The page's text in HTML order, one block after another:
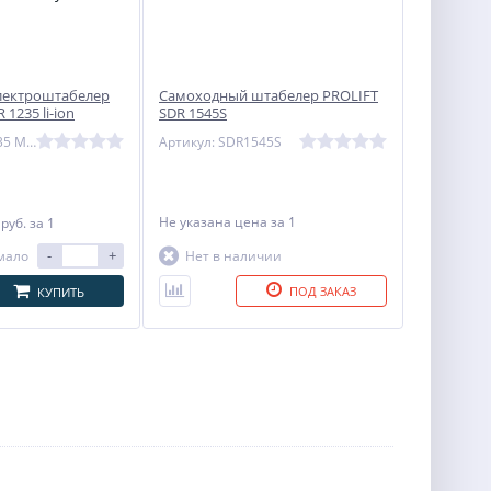
1235 li-ion
Артикул: SDR1235 M2 Li-ion
руб. за 1
- +
КУПИТЬ
Самоходный штабелер PROLIFT
SDR 1545S
Артикул: SDR1545S
Не указана цена за 1
Нет в наличии
ПОД ЗАКАЗ